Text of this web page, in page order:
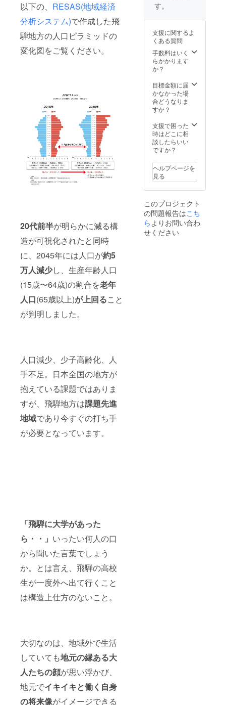
以下の、 RESAS(地域経済
分析システム)で作成した飛
騨地方の人口ピラミッドの
変化図をご覧ください。
20代前半が明らかに減る構
造が可視化されたと同時
に、2045年には人口が約5
万人減少し、生産年齢人口
(15歳〜64歳)の割合を老年
人口(65歳以上)が上回ること
が判明しました。
人口減少、少子高齢化、人
手不足。日本全国の地方が
抱えている課題ではありま
すが、飛騨地方は課題先進
地域であり今すぐの打ち手
が必要となっています。
「飛騨に大学があった
ら・・」 いったい何人の口
から聞いた言葉でしょう
か。とは言え、飛騨の高校
生が一度外へ出て行くこと
は構造上仕方のないこと。
大切なのは、地域外で生活
していても地元の縁ある大
人たちの顔が思い浮かび、
地元でイキイキと働く自身
の将来像がイメージできる
書にて
お知ら
せいた
しま
す。
回った
は、次
年度以
降の活
動資金
として
せてい
ただき
ます。
その際
て、次
年度の
活動内
容等に
て、事
業計画
書、事
業報告
詳細に
お知ら
せいた
しま
す。
開催の
書】や
飛騨ジ
モト大
学の活
動進捗
メール
または
郵送で
定期的
りいた
しま
す。 ※
当クラ
ファン
ディン
グの募
集が目
大幅に
達成
し、今
期の予
算を上
す。
支援に関するよ
くある質問
手数料はいく
らかかります
か？
目標金額に届
かなかった場
合どうなりま
すか？
支援で困った
時はどこに相
談したらいい
ですか？
ヘルプページを
見る
このプロジェクト
の問題報告はこち
らよりお問い合わ
せください